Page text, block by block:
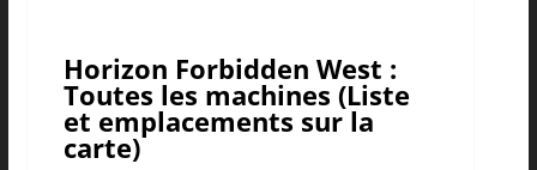
Horizon Forbidden West :
Toutes les machines (Liste
et emplacements sur la
carte)